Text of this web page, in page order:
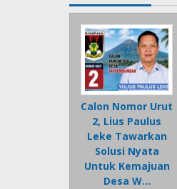
Calon Nomor Urut
2, Lius Paulus
Leke Tawarkan
Solusi Nyata
Untuk Kemajuan
Desa W…